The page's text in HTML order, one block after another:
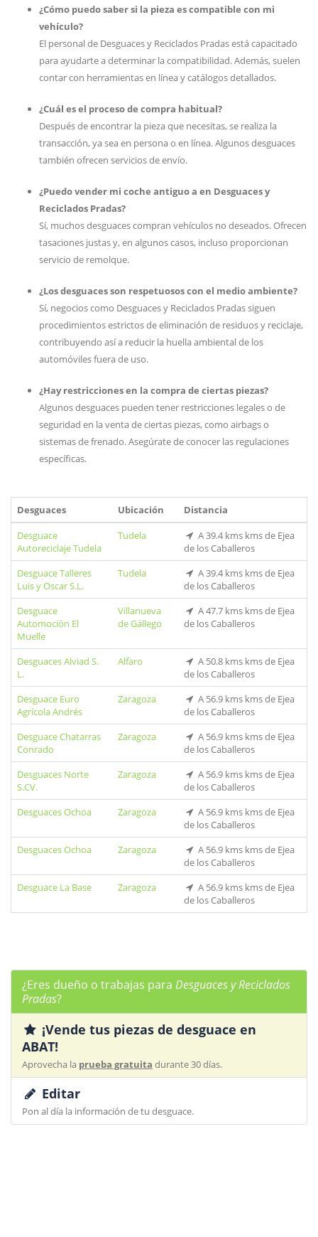
¿Cómo puedo saber si la pieza es compatible con mi
vehículo?
El personal de Desguaces y Reciclados Pradas está capacitado
para ayudarte a determinar la compatibilidad. Además, suelen
contar con herramientas en línea y catálogos detallados.
¿Cuál es el proceso de compra habitual?
Después de encontrar la pieza que necesitas, se realiza la
transacción, ya sea en persona o en línea. Algunos desguaces
también ofrecen servicios de envío.
¿Puedo vender mi coche antiguo a en Desguaces y
Reciclados Pradas?
Sí, muchos desguaces compran vehículos no deseados. Ofrecen
tasaciones justas y, en algunos casos, incluso proporcionan
servicio de remolque.
¿Los desguaces son respetuosos con el medio ambiente?
Sí, negocios como Desguaces y Reciclados Pradas siguen
procedimientos estrictos de eliminación de residuos y reciclaje,
contribuyendo así a reducir la huella ambiental de los
automóviles fuera de uso.
¿Hay restricciones en la compra de ciertas piezas?
Algunos desguaces pueden tener restricciones legales o de
seguridad en la venta de ciertas piezas, como airbags o
sistemas de frenado. Asegúrate de conocer las regulaciones
específicas.
Desguaces Ubicación
Distancia
Desguace
Autoreciclaje Tudela
Tudela
A 39.4 kms kms de Ejea
de los Caballeros
Desguace Talleres
Luis y Oscar S.L.
Tudela
A 39.4 kms kms de Ejea
de los Caballeros
Desguace
Automoción El
Muelle
Villanueva
de Gállego
A 47.7 kms kms de Ejea
de los Caballeros
Desguaces Alviad S.
L.
Alfaro
A 50.8 kms kms de Ejea
de los Caballeros
Desguace Euro
Agrícola Andrés
Zaragoza
A 56.9 kms kms de Ejea
de los Caballeros
Desguace Chatarras
Conrado
Zaragoza
A 56.9 kms kms de Ejea
de los Caballeros
Desguaces Norte
S.CV.
Zaragoza
A 56.9 kms kms de Ejea
de los Caballeros
Desguaces Ochoa
Zaragoza
A 56.9 kms kms de Ejea
de los Caballeros
Desguaces Ochoa
Zaragoza
A 56.9 kms kms de Ejea
de los Caballeros
Desguace La Base
Zaragoza
A 56.9 kms kms de Ejea
de los Caballeros
¿Eres dueño o trabajas para Desguaces y Reciclados
Pradas?
¡Vende tus piezas de desguace en
ABAT!
Aprovecha la prueba gratuita durante 30 días.
Editar
Pon al día la información de tu desguace.